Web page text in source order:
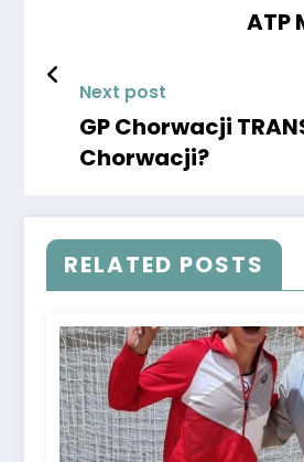
ATP
Next post
GP Chorwacji
Chorwacji?
RELATED POSTS